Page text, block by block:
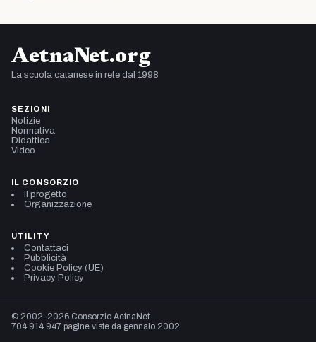
AetnaNet.org
La scuola catanese in rete dal 1998
SEZIONI
Notizie
Normativa
Didattica
Video
IL CONSORZIO
Il progetto
Organizzazione
UTILITY
Contattaci
Pubblicità
Cookie Policy (UE)
Privacy Policy
© 2002–2026 Consorzio AetnaNet
704.914.947 pagine viste da gennaio 2002